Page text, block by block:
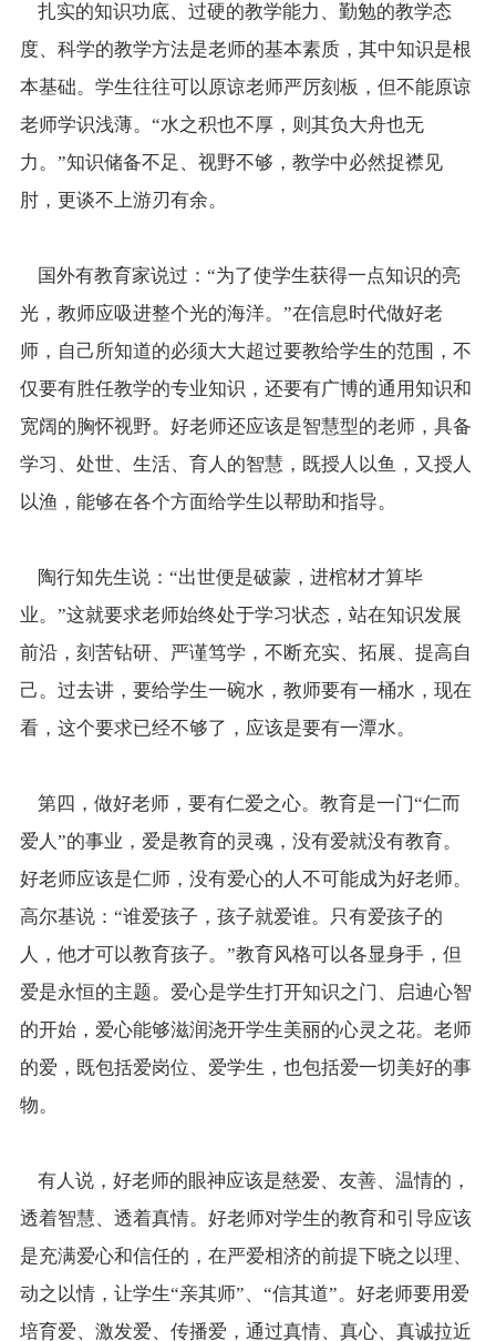
扎实的知识功底、过硬的教学能力、勤勉的教学态
度、科学的教学方法是老师的基本素质，其中知识是根
本基础。学生往往可以原谅老师严厉刻板，但不能原谅
老师学识浅薄。“水之积也不厚，则其负大舟也无
力。”知识储备不足、视野不够，教学中必然捉襟见
肘，更谈不上游刃有余。
国外有教育家说过：“为了使学生获得一点知识的亮
光，教师应吸进整个光的海洋。”在信息时代做好老
师，自己所知道的必须大大超过要教给学生的范围，不
仅要有胜任教学的专业知识，还要有广博的通用知识和
宽阔的胸怀视野。好老师还应该是智慧型的老师，具备
学习、处世、生活、育人的智慧，既授人以鱼，又授人
以渔，能够在各个方面给学生以帮助和指导。
陶行知先生说：“出世便是破蒙，进棺材才算毕
业。”这就要求老师始终处于学习状态，站在知识发展
前沿，刻苦钻研、严谨笃学，不断充实、拓展、提高自
己。过去讲，要给学生一碗水，教师要有一桶水，现在
看，这个要求已经不够了，应该是要有一潭水。
第四，做好老师，要有仁爱之心。教育是一门“仁而
爱人”的事业，爱是教育的灵魂，没有爱就没有教育。
好老师应该是仁师，没有爱心的人不可能成为好老师。
高尔基说：“谁爱孩子，孩子就爱谁。只有爱孩子的
人，他才可以教育孩子。”教育风格可以各显身手，但
爱是永恒的主题。爱心是学生打开知识之门、启迪心智
的开始，爱心能够滋润浇开学生美丽的心灵之花。老师
的爱，既包括爱岗位、爱学生，也包括爱一切美好的事
物。
有人说，好老师的眼神应该是慈爱、友善、温情的，
透着智慧、透着真情。好老师对学生的教育和引导应该
是充满爱心和信任的，在严爱相济的前提下晓之以理、
动之以情，让学生“亲其师”、“信其道”。好老师要用爱
培育爱、激发爱、传播爱，通过真情、真心、真诚拉近